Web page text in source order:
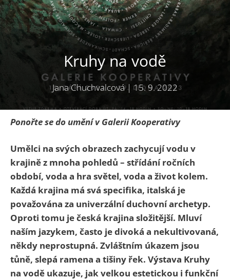
Kruhy na vodě
Jana Chuchvalcová| 15. 9. 2022
Ponořte se do umění v Galerii Kooperativy
Umělci na svých obrazech zachycují vodu v
krajině z mnoha pohledů – střídání ročních
období, voda a hra světel, voda a život kolem.
Každá krajina má svá specifika, italská je
považována za univerzální duchovní archetyp.
Oproti tomu je česká krajina složitější. Mluví
naším jazykem, často je divoká a nekultivovaná,
někdy neprostupná. Zvláštním úkazem jsou
tůně, slepá ramena a tišiny řek. Výstava Kruhy
na vodě ukazuje, jak velkou estetickou i funkční